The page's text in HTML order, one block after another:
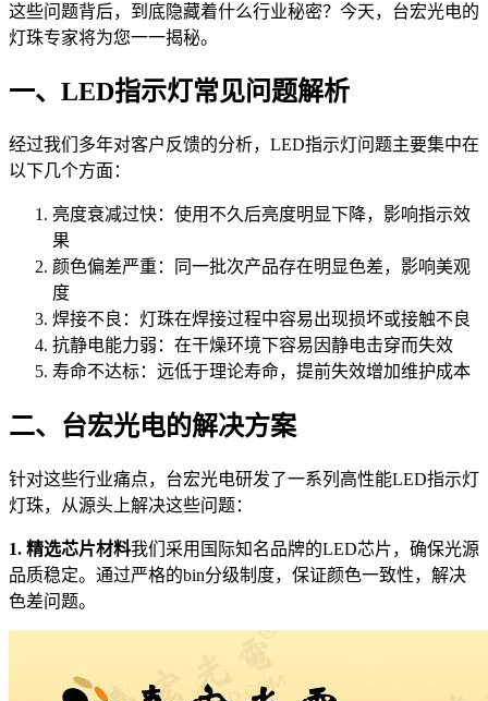
这些问题背后，到底隐藏着什么行业秘密？今天，台宏光电的
灯珠专家将为您一一揭秘。
一、LED指示灯常见问题解析
经过我们多年对客户反馈的分析，LED指示灯问题主要集中在
以下几个方面：
亮度衰减过快：使用不久后亮度明显下降，影响指示效
果
颜色偏差严重：同一批次产品存在明显色差，影响美观
度
焊接不良：灯珠在焊接过程中容易出现损坏或接触不良
抗静电能力弱：在干燥环境下容易因静电击穿而失效
寿命不达标：远低于理论寿命，提前失效增加维护成本
二、台宏光电的解决方案
针对这些行业痛点，台宏光电研发了一系列高性能LED指示灯
灯珠，从源头上解决这些问题：
1. 精选芯片材料我们采用国际知名品牌的LED芯片，确保光源
品质稳定。通过严格的bin分级制度，保证颜色一致性，解决
色差问题。